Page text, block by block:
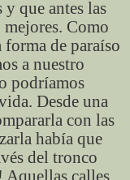
y que antes las
mejores. Como
forma de paraíso
a nuestro
podríamos
Desde una
con las
había que
del tronco
Aquellas calles